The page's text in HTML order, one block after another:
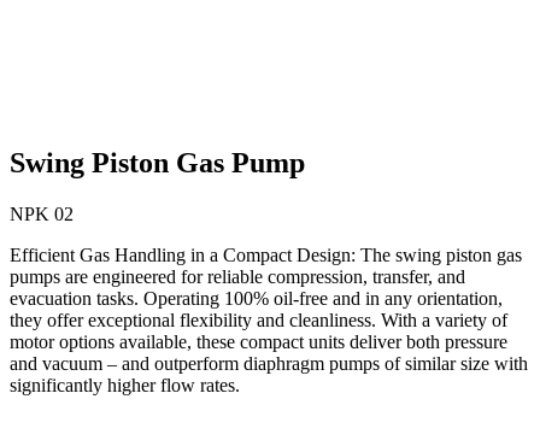
Swing Piston Gas Pump
NPK 02
Efficient Gas Handling in a Compact Design: The swing piston gas
pumps are engineered for reliable compression, transfer, and
evacuation tasks. Operating 100% oil-free and in any orientation,
they offer exceptional flexibility and cleanliness. With a variety of
motor options available, these compact units deliver both pressure
and vacuum – and outperform diaphragm pumps of similar size with
significantly higher flow rates.